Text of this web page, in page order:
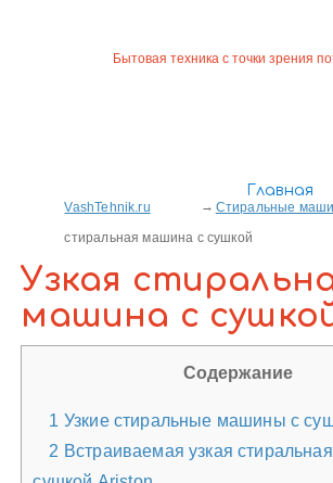
Главная
Бытовая техника с точки зрения
VashTehnik.ru Стиральные
стиральная машина с сушкой
Узкая
машина с
Содержание
1 Узкие стиральные машины с
2 Встраиваемая узкая